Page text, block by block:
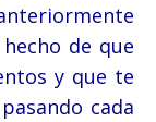
de que
y que te
cada